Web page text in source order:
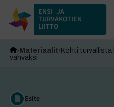
ENSI- JA
TURVAKOTIEN
LIITTO
Materiaalit Kohti turvallista
vahvaksi
Esite